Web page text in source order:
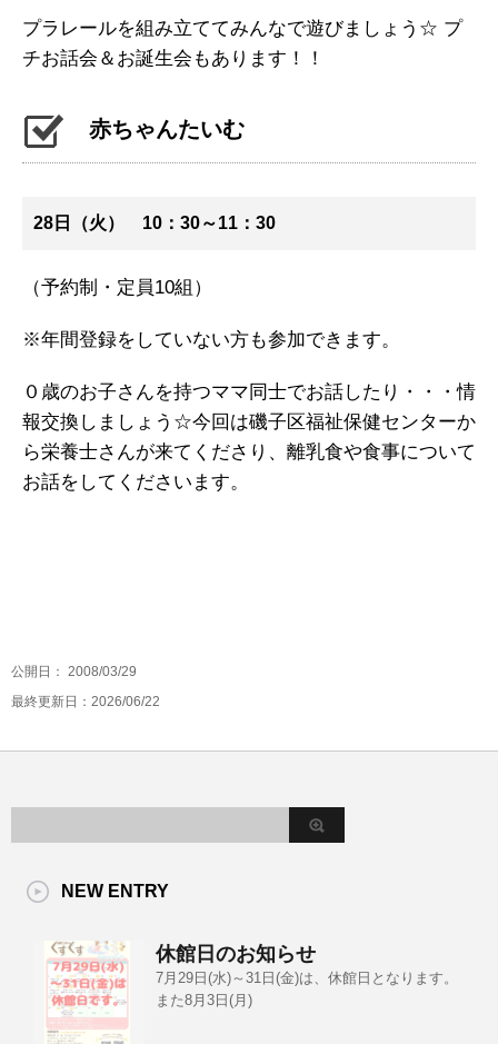
プラレールを組み立ててみんなで遊びましょう☆ プ
チお話会＆お誕生会もあります！！
赤ちゃんたいむ
28日（火） 10：30～11：30
（予約制・定員10組）
※年間登録をしていない方も参加できます。
０歳のお子さんを持つママ同士でお話したり・・・情
報交換しましょう☆今回は磯子区福祉保健センターか
ら栄養士さんが来てくださり、離乳食や食事について
お話をしてくださいます。
公開日： 2008/03/29
最終更新日：2026/06/22
NEW ENTRY
休館日のお知らせ
7月29日(水)～31日(金)は、休館日となります。
また8月3日(月)